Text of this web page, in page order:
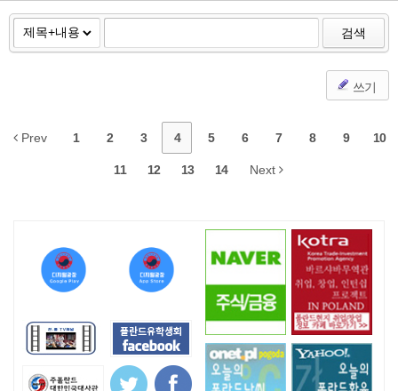
검색
쓰기
Prev 1 2 3 4 5 6 7 8 9 10
11 12 13 14 Next